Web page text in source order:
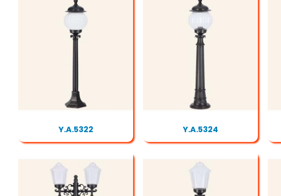
Y.A.5322 Y.A.5324